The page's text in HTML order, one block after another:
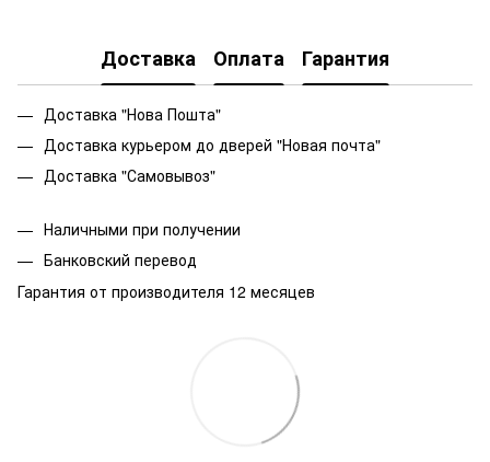
Доставка Оплата Гарантия
Доставка "Нова Пошта"
Доставка курьером до дверей "Новая почта"
Доставка "Самовывоз"
Наличными при получении
Банковский перевод
Гарантия от производителя 12 месяцев